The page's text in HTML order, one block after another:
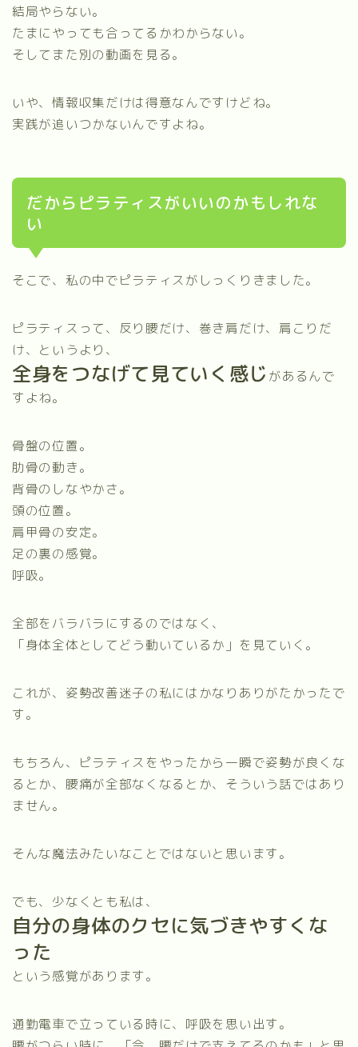
結局やらない。
たまにやっても合ってるかわからない。
そしてまた別の動画を見る。
いや、情報収集だけは得意なんですけどね。
実践が追いつかないんですよね。
だからピラティスがいいのかもしれな
い
そこで、私の中でピラティスがしっくりきました。
ピラティスって、反り腰だけ、巻き肩だけ、肩こりだ
け、というより、
全身をつなげて見ていく感じ があるんで
すよね。
骨盤の位置。
肋骨の動き。
背骨のしなやかさ。
頭の位置。
肩甲骨の安定。
足の裏の感覚。
呼吸。
全部をバラバラにするのではなく、
「身体全体としてどう動いているか」を見ていく。
これが、姿勢改善迷子の私にはかなりありがたかったで
す。
もちろん、ピラティスをやったから一瞬で姿勢が良くな
るとか、腰痛が全部なくなるとか、そういう話ではあり
ません。
そんな魔法みたいなことではないと思います。
でも、少なくとも私は、
自分の身体のクセに気づきやすくな
った
という感覚があります。
通勤電車で立っている時に、呼吸を思い出す。